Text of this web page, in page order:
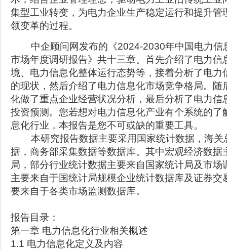
集型工业转变，为电力企业生产稳定运行和提升管
领变革的过程。
中企顾问网发布的《2024-2030年中国电力信
市场年度调研报告》共十三章。首先介绍了电力信
境、电力信息化整体运行态势等，接着分析了电力
的现状，然后介绍了电力信息化市场竞争格局。随
化做了重点企业经营状况分析，最后分析了电力信
投资预测。您若想对电力信息化产业有个系统的了
息化行业，本报告是您不可或缺的重要工具。
本研究报告数据主要采用国家统计数据，海关
据，商务部采集数据等数据库。其中宏观经济数据
局，部分行业统计数据主要来自国家统计局及市场
主要来自于国统计局规模企业统计数据库及证券交
要来自于各类市场监测数据库。
报告目录：
第一章 电力信息化行业相关概述
1.1 电力信息化定义及内容